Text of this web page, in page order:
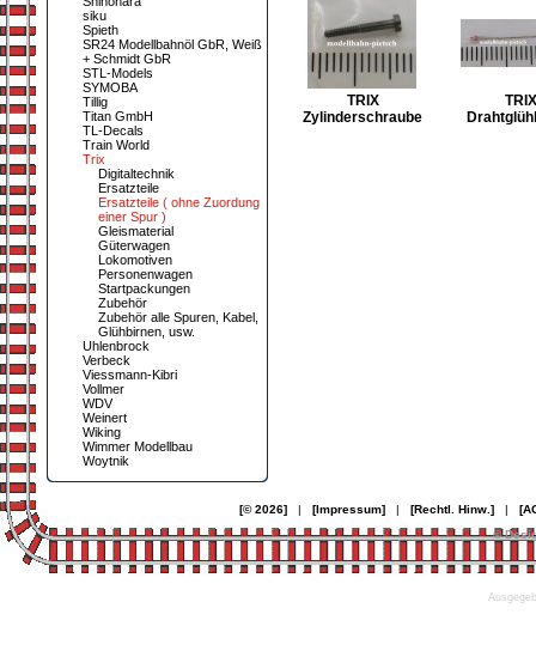
siku
Spieth
SR24 Modellbahnöl GbR, Weiß
+ Schmidt GbR
STL-Models
SYMOBA
Tillig
Titan GmbH
TL-Decals
Train World
Trix
Digitaltechnik
Ersatzteile
Ersatzteile ( ohne Zuordung
einer Spur )
Gleismaterial
Güterwagen
Lokomotiven
Personenwagen
Startpackungen
Zubehör
Zubehör alle Spuren, Kabel,
Glühbirnen, usw.
Uhlenbrock
Verbeck
Viessmann-Kibri
Vollmer
WDV
Weinert
Wiking
Wimmer Modellbau
Woytnik
TRIX
Zylinderschraube
TRIX
[© 2026]| [Impressum]| [Rechtl. Hinw.]|
©